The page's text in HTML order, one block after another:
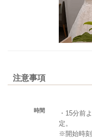
注意事項
時間
・15分前
定。
※開始時